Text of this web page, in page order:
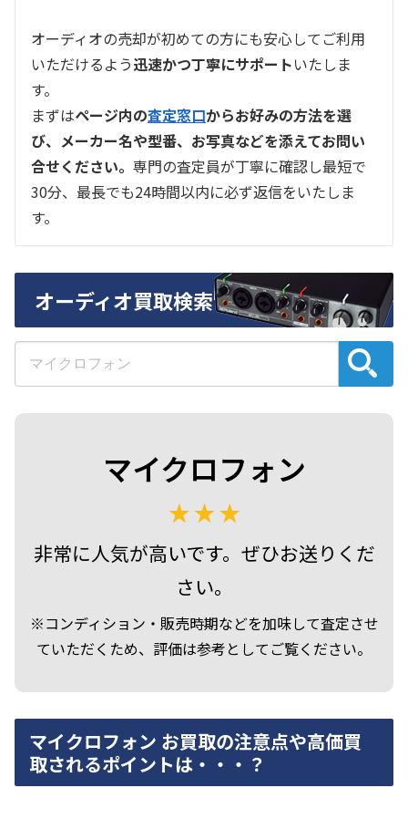
オーディオの売却が初めての方にも安心してご利用
いただけるよう迅速かつ丁寧にサポートいたしま
す。
まずはページ内の査定窓口からお好みの方法を選
び、メーカー名や型番、お写真などを添えてお問い
合せください。 専門の査定員が丁寧に確認し最短で
30分、最長でも24時間以内に必ず返信をいたしま
す。
オーディオ買取検索
マイクロフォン
非常に人気が高いです。ぜひお送りくだ
さい。
※コンディション・販売時期などを加味して査定させ
ていただくため、評価は参考としてご覧ください。
マイクロフォン お買取の注意点や高価買
取されるポイントは・・・？